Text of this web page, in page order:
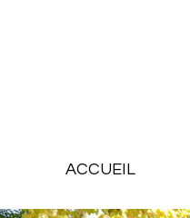
ACCUEIL